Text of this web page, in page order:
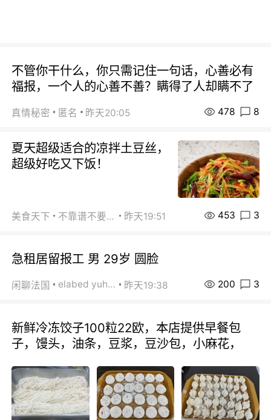
不管你干什么，你只需记住一句话，心善必有
福报，一个人的心善不善？瞒得了人却瞒不了
真情秘密 匿名 昨天20:05 478 8
夏天超级适合的凉拌土豆丝，
超级好吃又下饭！
美食天下 不靠谱不要联系 昨天19:51 453 3
急租居留报工 男 29岁 圆脸
闲聊法国 elabed yuhua 昨天19:38 200 3
新鲜冷冻饺子100粒22欧，本店提供早餐包
子，馒头，油条，豆浆，豆沙包，小麻花，